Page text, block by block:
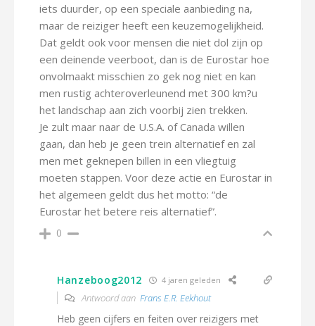
iets duurder, op een speciale aanbieding na,
maar de reiziger heeft een keuzemogelijkheid.
Dat geldt ook voor mensen die niet dol zijn op
een deinende veerboot, dan is de Eurostar hoe
onvolmaakt misschien zo gek nog niet en kan
men rustig achteroverleunend met 300 km?u
het landschap aan zich voorbij zien trekken.
Je zult maar naar de U.S.A. of Canada willen
gaan, dan heb je geen trein alternatief en zal
men met geknepen billen in een vliegtuig
moeten stappen. Voor deze actie en Eurostar in
het algemeen geldt dus het motto: “de
Eurostar het betere reis alternatief”.
0
Hanzeboog2012 4 jaren geleden
Antwoord aan Frans E.R. Eekhout
Heb geen cijfers en feiten over reizigers met